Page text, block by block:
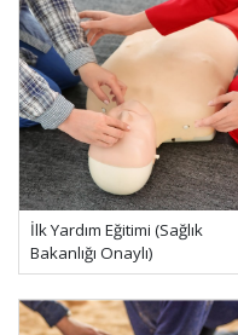
İlk Yardım Eğitimi (Sağlık
Bakanlığı Onaylı)